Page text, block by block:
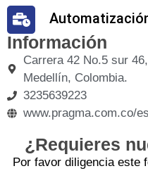
Información
Carrera 42 No.5 sur
Medellín, Colombia.
3235639223
www.pragma.com.co/es
¿Requieres
Por favor diligencia este